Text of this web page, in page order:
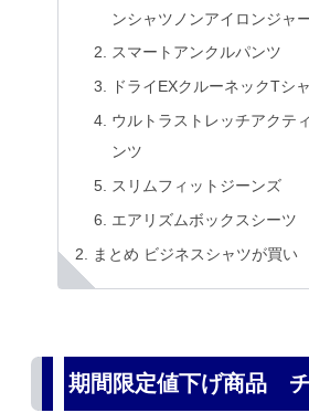
ンシャツノンアイロンジャ
スマートアンクルパンツ
ドライEXクルーネックTシ
ウルトラストレッチアクテ
ンツ
スリムフィットジーンズ
エアリズムボックスシーツ
まとめ ビジネスシャツが買い
期間限定値下げ商品